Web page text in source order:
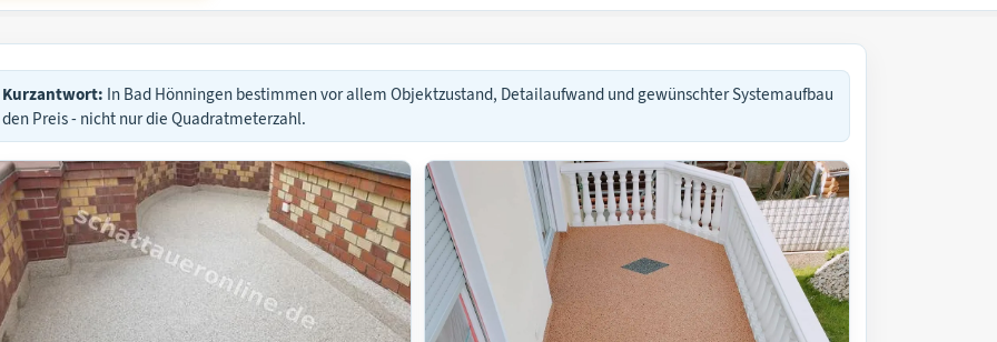
Kurzantwort: In Bad Hönningen bestimmen vor allem Objektzustand, Detailaufwand und gewünschter Systemaufbau
den Preis - nicht nur die Quadratmeterzahl.